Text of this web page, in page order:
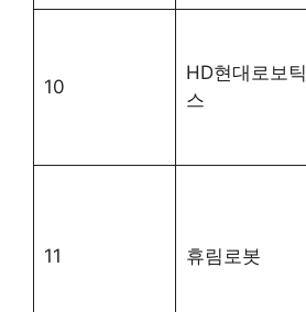
10
HD현대로보틱
스
11 휴림로봇